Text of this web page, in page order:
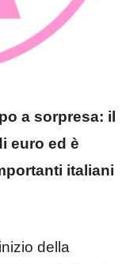
a sorpresa: il
euro ed è
italiani
della